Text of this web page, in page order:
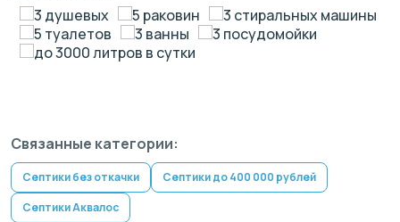
3 душевых
5 раковин
3 стиральных машины
5 туалетов
3 ванны
3 посудомойки
до 3000 литров в сутки
Связанные категории:
Септики без откачки
Септики до 400 000 рублей
Септики Аквалос